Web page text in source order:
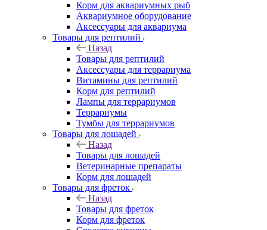
Корм для аквариумных рыб
Аквариумное оборудование
Аксессуары для аквариума
Товары для рептилий
Назад
Товары для рептилий
Аксессуары для террариума
Витамины для рептилий
Корм для рептилий
Лампы для террариумов
Террариумы
Тумбы для террариумов
Товары для лошадей
Назад
Товары для лошадей
Ветеринарные препараты
Корм для лошадей
Товары для фреток
Назад
Товары для фреток
Корм для фреток